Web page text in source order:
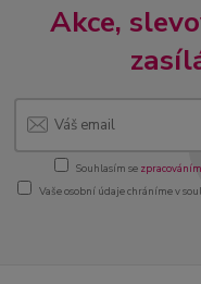
Akce,
Souhlasím se
Vaše osobní údaje chráníme v